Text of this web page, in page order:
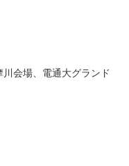
会場、電通大グランド